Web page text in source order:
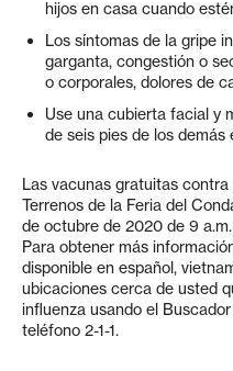
hijos en casa cuando
Los síntomas de la gripe
garganta, congestión o
o corporales, dolores de
Use una cubierta facial y
de seis pies de los demás
Las vacunas gratuitas
Terrenos de la Feria del
de octubre de 2020 de 9
Para obtener más
disponible en español,
ubicaciones cerca de usted
influenza usando el
teléfono 2-1-1.